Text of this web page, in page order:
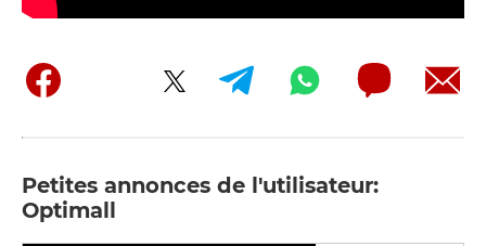
Petites annonces de l'utilisateur:
Optimall